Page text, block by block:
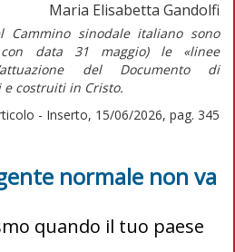
Maria Elisabetta Gandolfi
sinodale italiano sono
data 31 maggio) le «linee
del Documento di
e costruiti in Cristo.
- Inserto, 15/06/2026, pag. 345
normale non va
quando il tuo paese